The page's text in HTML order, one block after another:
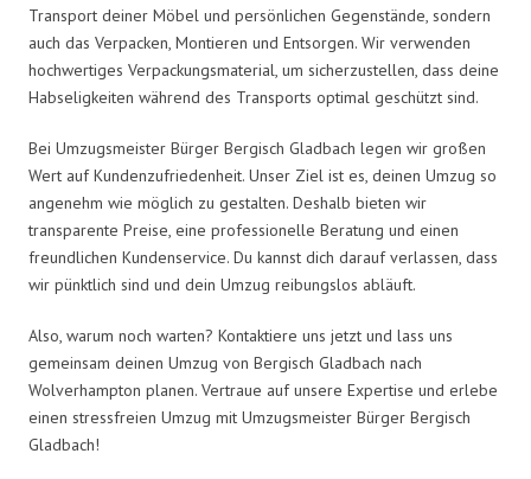
Transport deiner Möbel und persönlichen Gegenstände, sondern
auch das Verpacken, Montieren und Entsorgen. Wir verwenden
hochwertiges Verpackungsmaterial, um sicherzustellen, dass deine
Habseligkeiten während des Transports optimal geschützt sind.
Bei Umzugsmeister Bürger Bergisch Gladbach legen wir großen
Wert auf Kundenzufriedenheit. Unser Ziel ist es, deinen Umzug so
angenehm wie möglich zu gestalten. Deshalb bieten wir
transparente Preise, eine professionelle Beratung und einen
freundlichen Kundenservice. Du kannst dich darauf verlassen, dass
wir pünktlich sind und dein Umzug reibungslos abläuft.
Also, warum noch warten? Kontaktiere uns jetzt und lass uns
gemeinsam deinen Umzug von Bergisch Gladbach nach
Wolverhampton planen. Vertraue auf unsere Expertise und erlebe
einen stressfreien Umzug mit Umzugsmeister Bürger Bergisch
Gladbach!